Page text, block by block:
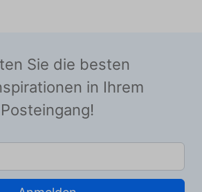
Sie die besten
in Ihrem
Posteingang!